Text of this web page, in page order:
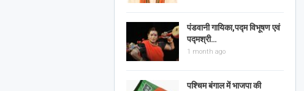
पंडवानी गायिका,पद्म विभूषण एवं
पद्मश्री…
1 month ago
पश्चिम बंगाल में भाजपा की